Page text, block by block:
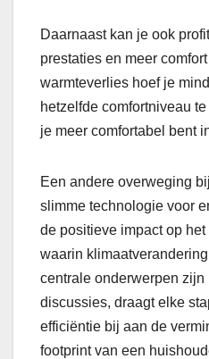
Daarnaast kan je ook
prestaties en meer
warmteverlies hoef je
hetzelfde comfortniveau
je meer comfortabel bent
Een andere overweging
slimme technologie voor
de positieve impact op
waarin
centrale onderwerpen
discussies, draagt elke
efficiëntie bij aan de
footprint van een